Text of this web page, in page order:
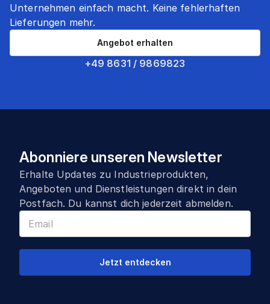
Unternehmen einfach macht. Keine fehlerhaften
Lieferungen mehr.
+49 8631 / 9869823
Angebot erhalten
Abonniere unseren Newsletter
Erhalte Updates zu Industrieprodukten,
Angeboten und Dienstleistungen direkt in dein
Postfach. Du kannst dich jederzeit abmelden.
Jetzt entdecken